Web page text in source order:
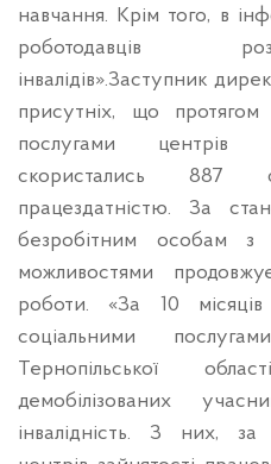
навчання. Крім того, в
роботодавців
інвалідів».Заступник
присутніх, що
послугами центрів
скористались
працездатністю.
За
безробітним особам з
можливостями
роботи.
«За 10
соціальними
Тернопільської
демобілізованих
інвалідність. З них,